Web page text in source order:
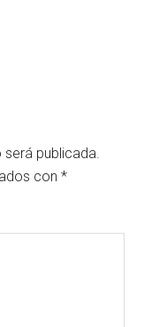
publicada.
con*